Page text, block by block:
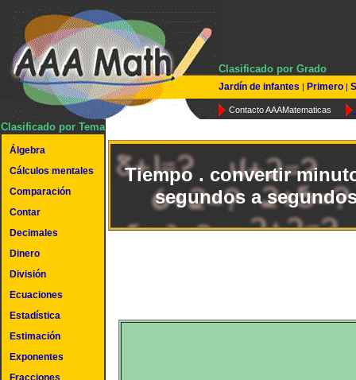
Clasificado por Grado
Jardín de infantes | Primero |
Contacto AAAMatematicas
Clasificado por Tema
Álgebra
Cálculos mentales
Comparación
Contar
Decimales
Dinero
División
Ecuaciones
Estadística
Estimación
Exponentes
Fracciones
Tiempo . convertir
segundos a